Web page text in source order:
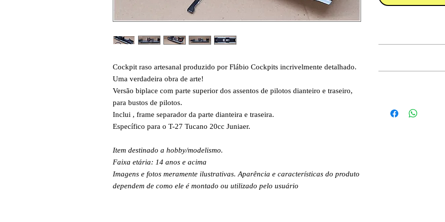
Cockpit raso artesanal produzido por Flábio Cockpits incrivelmente detalhado.
Uma verdadeira obra de arte!
Versão biplace com parte superior dos assentos de pilotos dianteiro e traseiro,
para bustos de pilotos.
Inclui , frame separador da parte dianteira e traseira.
Específico para o T-27 Tucano 20cc Juniaer.
Item destinado a hobby/modelismo.
Faixa etária: 14 anos e acima
Imagens e fotos meramente ilustrativas. Aparência e características do produto
dependem de como ele é montado ou utilizado pelo usuário